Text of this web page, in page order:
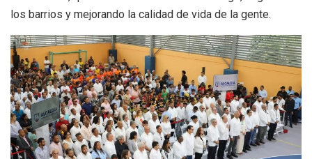
los barrios y mejorando la calidad de vida de la gente.